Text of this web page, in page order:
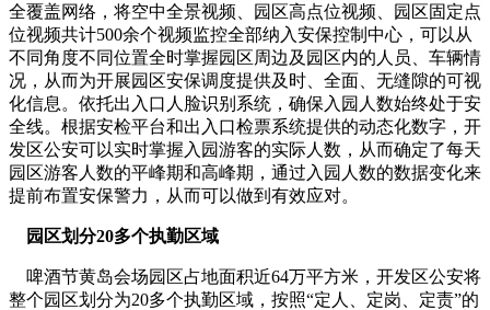
全覆盖网络，将空中全景视频、园区高点位视频、园区固定点
位视频共计500余个视频监控全部纳入安保控制中心，可以从
不同角度不同位置全时掌握园区周边及园区内的人员、车辆情
况，从而为开展园区安保调度提供及时、全面、无缝隙的可视
化信息。依托出入口人脸识别系统，确保入园人数始终处于安
全线。根据安检平台和出入口检票系统提供的动态化数字，开
发区公安可以实时掌握入园游客的实际人数，从而确定了每天
园区游客人数的平峰期和高峰期，通过入园人数的数据变化来
提前布置安保警力，从而可以做到有效应对。
园区划分20多个执勤区域
啤酒节黄岛会场园区占地面积近64万平方米，开发区公安将
整个园区划分为20多个执勤区域，按照“定人、定岗、定责”的